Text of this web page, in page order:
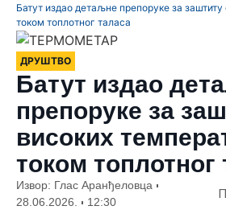
Батут издао детаљне препоруке за
током топлотног таласа
ДРУШТВО
Батут издао
препоруке за
високих
током топлотног
Извор: Глас Аранђеловца
28.06.2026.
12:30